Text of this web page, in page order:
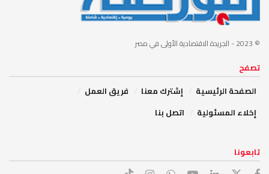
© 2023 - الجريدة الاقتصادية الأولى في مصر
تصفح
الصفحة الرئيسية
إشترك معنا
فريق العمل
إخلاء المسئولية
اتصل بنا
تابعونا